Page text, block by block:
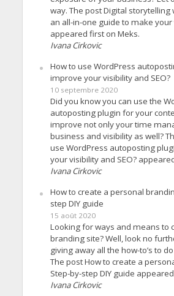
way. The post Digital storytelling
an all-in-one guide to make
appeared first on Meks.
Ivana Cirkovic
How to use WordPress
improve your visibility and SEO?
10 septembre 2020
Did you know you can use the
autoposting plugin for your
improve not only your time
business and visibility as well?
use WordPress autoposting
your visibility and SEO?
Ivana Cirkovic
How to create a personal
step DIY guide
15 août 2020
Looking for ways and means to
branding site? Well, look no
giving away all the how-to’s to
The post How to create a
Step-by-step DIY guide
Ivana Cirkovic